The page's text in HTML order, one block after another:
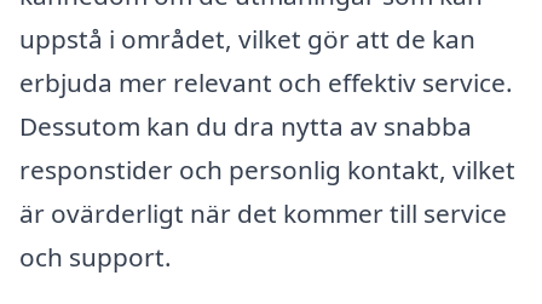
uppstå i området, vilket gör att de kan
erbjuda mer relevant och effektiv service.
Dessutom kan du dra nytta av snabba
responstider och personlig kontakt, vilket
är ovärderligt när det kommer till service
och support.